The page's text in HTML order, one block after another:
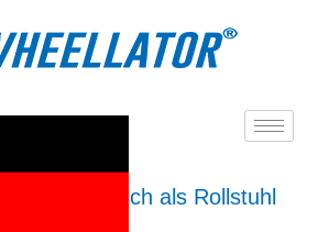
Rollator auch als Rollstuhl